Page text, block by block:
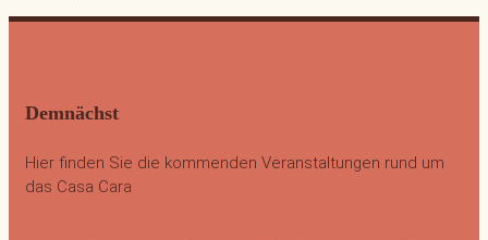
Demnächst
Hier finden Sie die kommenden Veranstaltungen rund um
das Casa Cara